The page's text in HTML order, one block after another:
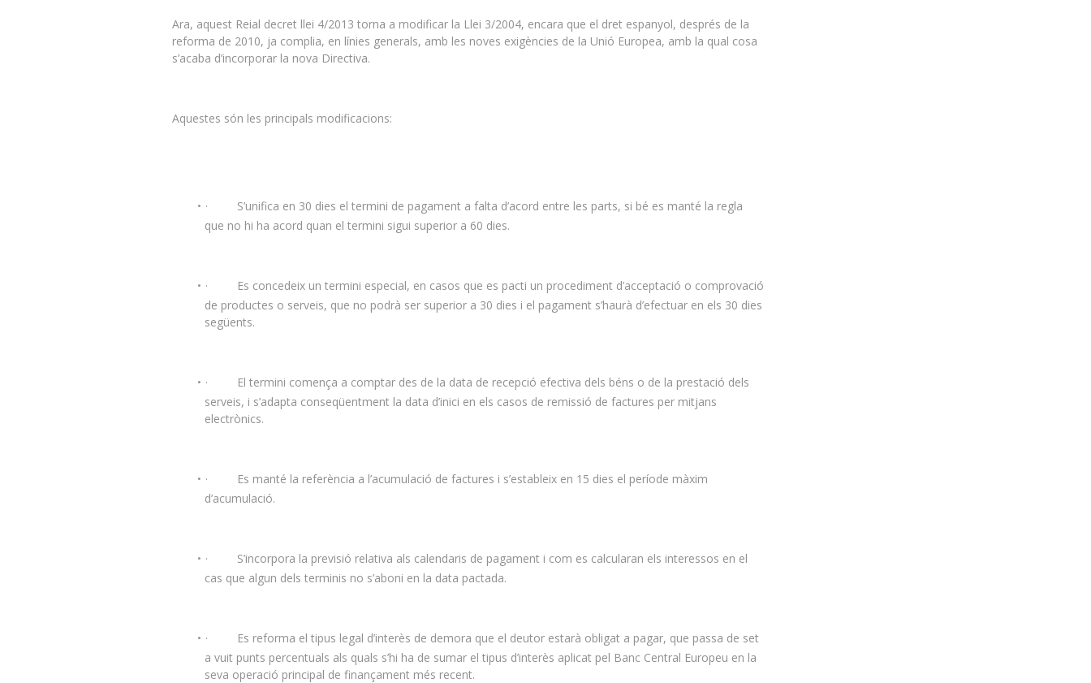
Ara, aquest Reial decret llei 4/2013 torna a modificar la Llei 3/2004, encara que el dret espanyol, després de la
reforma de 2010, ja complia, en línies generals, amb les noves exigències de la Unió Europea, amb la qual cosa
s’acaba d’incorporar la nova Directiva.
Aquestes són les principals modificacions:
· S’unifica en 30 dies el termini de pagament a falta d’acord entre les parts, si bé es manté la regla
que no hi ha acord quan el termini sigui superior a 60 dies.
· Es concedeix un termini especial, en casos que es pacti un procediment d’acceptació o comprovació
de productes o serveis, que no podrà ser superior a 30 dies i el pagament s’haurà d’efectuar en els 30 dies
següents.
· El termini comença a comptar des de la data de recepció efectiva dels béns o de la prestació dels
serveis, i s’adapta conseqüentment la data d’inici en els casos de remissió de factures per mitjans
electrònics.
· Es manté la referència a l’acumulació de factures i s’estableix en 15 dies el període màxim
d’acumulació.
· S’incorpora la previsió relativa als calendaris de pagament i com es calcularan els interessos en el
cas que algun dels terminis no s’aboni en la data pactada.
· Es reforma el tipus legal d’interès de demora que el deutor estarà obligat a pagar, que passa de set
a vuit punts percentuals als quals s’hi ha de sumar el tipus d’interès aplicat pel Banc Central Europeu en la
seva operació principal de finançament més recent.